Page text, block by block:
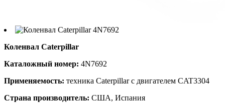
Коленвал Caterpillar
Каталожный номер: 4N7692
Применяемость: техника Caterpillar с двигателем CAT3304
Страна производитель: США, Испания